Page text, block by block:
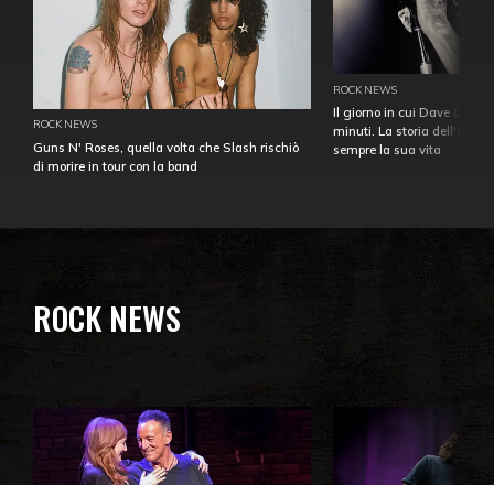
ROCK NEWS
Guns N' Roses, quella volta che Slash rischiò
di morire in tour con la band
ROCK NEWS
Il giorno in cui Dave
minuti. La storia
sempre la sua vita
ROCK NEWS